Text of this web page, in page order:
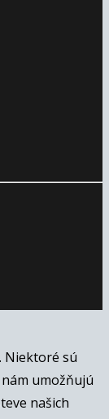
Niektoré sú
umožňujú
našich